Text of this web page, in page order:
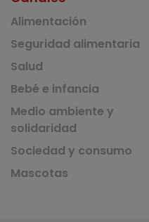
Alimentación
Seguridad alimentaria
Salud
Bebé e infancia
Medio ambiente y
solidaridad
Sociedad y consumo
Mascotas